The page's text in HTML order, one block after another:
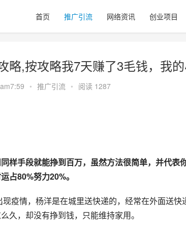
首页 推广引流 网络资讯 创业项目
略,按攻略我7天赚了3毛钱，我的
• 推广引流 • 阅读 1287
样手段就能挣到百万，虽然方法很简单，并代表
占80%努力20%。
疫情，杨洋是在城里送快递的，经常在外面送快
久，却没有挣到钱，只能维持家用。